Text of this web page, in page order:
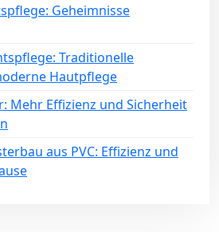
Geheimnisse
Traditionelle
Hautpflege
Mehr Effizienz und Sicherheit
aus PVC: Effizienz und